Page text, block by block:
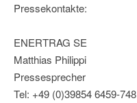
Pressekontakte:
ENERTRAG SE
Matthias Philippi
Pressesprecher
Tel: +49 (0)39854 6459-748